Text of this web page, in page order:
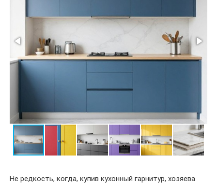
Не редкость, когда, купив кухонный гарнитур, хозяева